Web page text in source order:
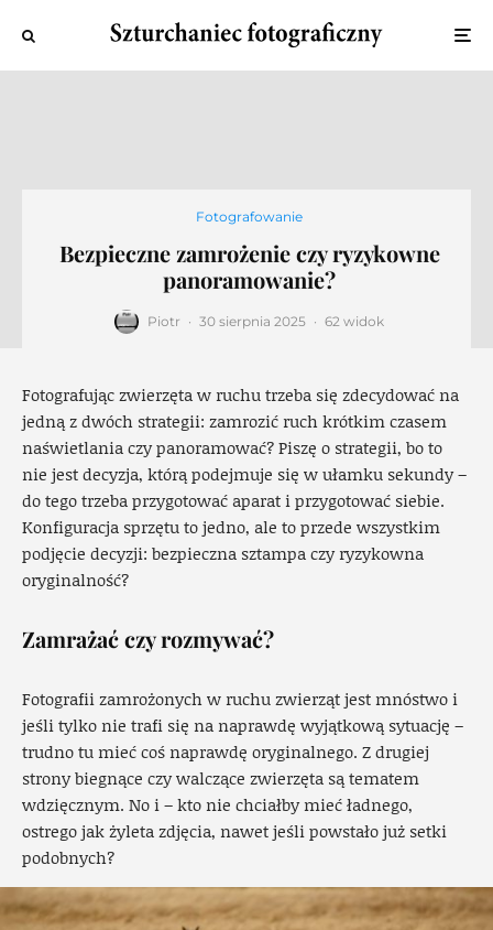
Fotografowanie
Bezpieczne zamrożenie czy ryzykowne
panoramowanie?
Piotr · 30 sierpnia 2025 · 62 widok
Fotografując zwierzęta w ruchu trzeba się zdecydować na
jedną z dwóch strategii: zamrozić ruch krótkim czasem
naświetlania czy panoramować? Piszę o strategii, bo to
nie jest decyzja, którą podejmuje się w ułamku sekundy –
do tego trzeba przygotować aparat i przygotować siebie.
Konfiguracja sprzętu to jedno, ale to przede wszystkim
podjęcie decyzji: bezpieczna sztampa czy ryzykowna
oryginalność?
Zamrażać czy rozmywać?
Fotografii zamrożonych w ruchu zwierząt jest mnóstwo i
jeśli tylko nie trafi się na naprawdę wyjątkową sytuację –
trudno tu mieć coś naprawdę oryginalnego. Z drugiej
strony biegnące czy walczące zwierzęta są tematem
wdzięcznym. No i – kto nie chciałby mieć ładnego,
ostrego jak żyleta zdjęcia, nawet jeśli powstało już setki
podobnych?